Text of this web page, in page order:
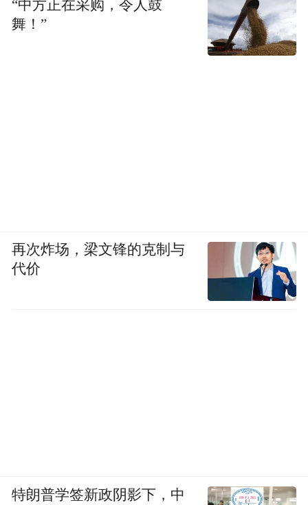
“中方正在采购，令人鼓
舞！”
再次炸场，梁文锋的克制与
代价
特朗普学签新政阴影下，中